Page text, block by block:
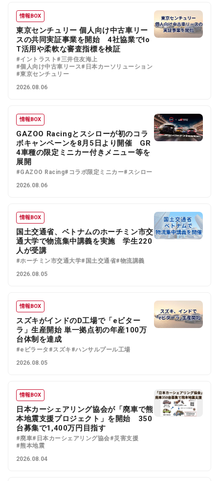
情報BOX
東京センチュリー 個人向け中古車リー
スの共同実証事業を開始 4社協業でIo
T活用や柔軟な審査指標を検証
#イントラスト #三井住友海上
#個人向け中古車リース#日本カーソリューション
#東京センチュリー
2026.08.06
情報BOX
GAZOO Racingとスシローが初のコラ
ボキャンペーンを8月5日より開催 GR
4車種の限定ミニカー付きメニュー等を
展開
#GAZOO Racing#コラボ限定ミニカー#スシロー
2026.08.06
情報BOX
国土交通省、ベトナムのホーチミン市交
通大学で物流集中講義を実施 学生220
人が受講
#ホーチミン市交通大学#国土交通省#物流講義
2026.08.05
情報BOX
スズキがインドのD工場で「eビター
ラ」生産開始 単一拠点初の年産100万
台体制を達成
#eビラータ #スズキ #ハンサルプール工場
2026.08.05
情報BOX
日本カーシェアリング協会が「廃車で熊
本地震支援プロジェクト」を開始 350
台募集で1,400万円目指す
#廃車#日本カーシェアリング協会#災害支援
#熊本地震
2026.08.04